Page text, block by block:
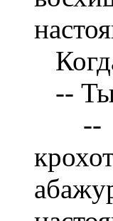
-- Ты
--